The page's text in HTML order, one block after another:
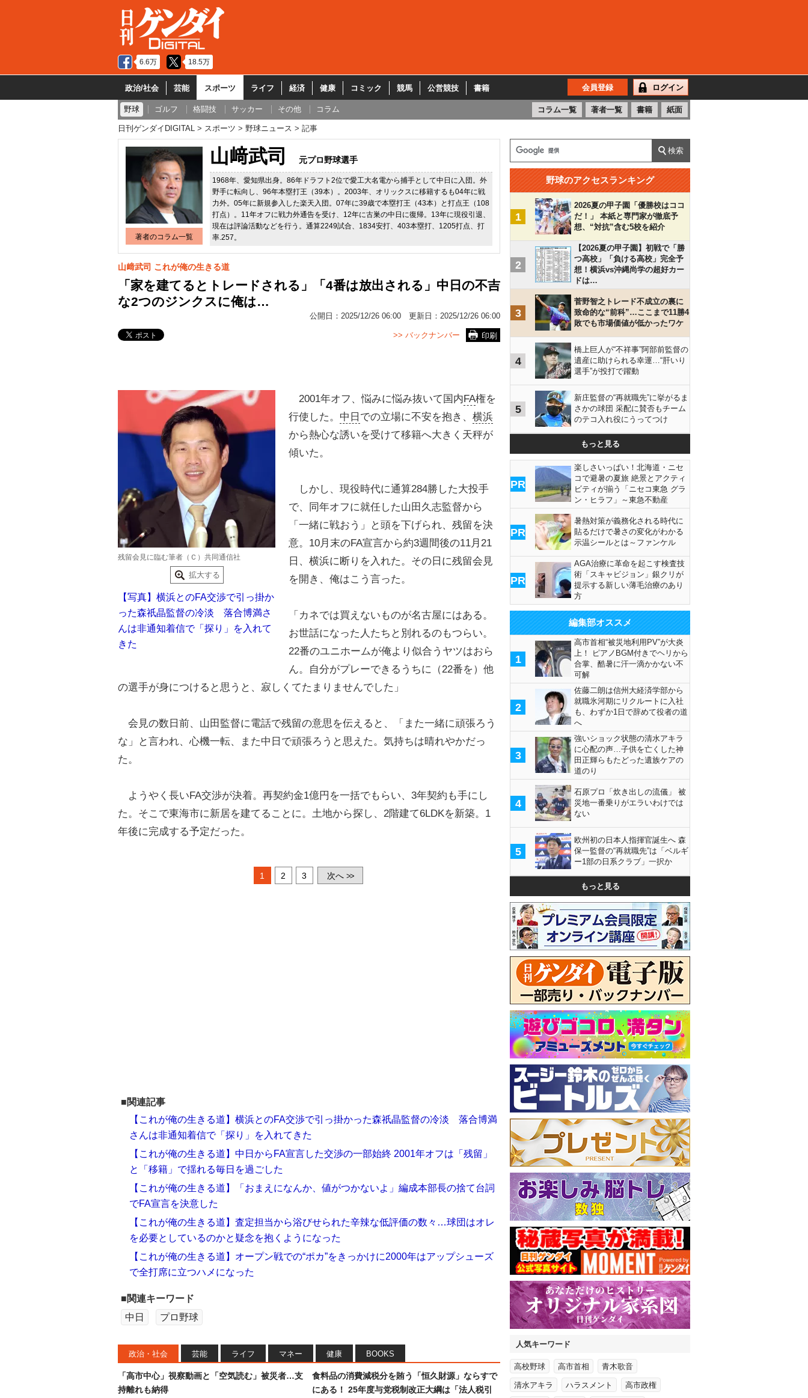
6.6万 18.5万
政治/社会 芸能 スポーツ ライフ 経済 健康 コミック 競馬 公営競技 書籍 会員登録 ログイン
野球 ゴルフ 格闘技 サッカー その他 コラム コラム一覧 著者一覧 書籍 紙面
日刊ゲンダイDIGITAL スポーツ 野球ニュース 記事
著者のコラム一覧
山﨑武司 元プロ野球選手
1968年、愛知県出身。86年ドラフト2位で愛工大名電から捕手として中日に入団。外
野手に転向し、96年本塁打王（39本）。2003年、オリックスに移籍するも04年に戦
力外。05年に新規参入した楽天入団。07年に39歳で本塁打王（43本）と打点王（108
打点）。11年オフに戦力外通告を受け、12年に古巣の中日に復帰。13年に現役引退、
現在は評論活動などを行う。通算2249試合、1834安打、403本塁打、1205打点、打
率.257。
山﨑武司 これが俺の生きる道
「家を建てるとトレードされる」「4番は放出される」中日の不吉
な2つのジンクスに俺は…
公開日： 2025/12/26 06:00 更新日： 2025/12/26 06:00
印刷
>> バックナンバー
残留会見に臨む筆者（Ｃ）共同通信社
拡大する
【写真】横浜とのFA交渉で引っ掛か
った森祇晶監督の冷淡 落合博満さ
んは非通知着信で「探り」を入れて
きた
2001年オフ、悩みに悩み抜いて国内FA権を
行使した。 中日 での立場に不安を抱き、 横浜
から熱心な誘いを受けて移籍へ大きく天秤が
傾いた。
しかし、現役時代に通算284勝した大投手
で、同年オフに就任した山田久志監督から
「一緒に戦おう」と頭を下げられ、残留を決
意。10月末のFA宣言から約3週間後の11月21
日、横浜に断りを入れた。その日に残留会見
を開き、俺はこう言った。
「カネでは買えないものが名古屋にはある。
お世話になった人たちと別れるのもつらい。
22番のユニホームが俺より似合うヤツはおら
ん。自分がプレーできるうちに（22番を）他
の選手が身につけると思うと、寂しくてたまりませんでした」
会見の数日前、山田監督に電話で残留の意思を伝えると、「また一緒に頑張ろう
な」と言われ、心機一転、また中日で頑張ろうと思えた。気持ちは晴れやかだっ
た。
ようやく長いFA交渉が決着。再契約金1億円を一括でもらい、3年契約も手にし
た。そこで東海市に新居を建てることに。土地から探し、2階建て6LDKを新築。1
年後に完成する予定だった。
1 2 3 次へ >>
■関連記事
【これが俺の生きる道】横浜とのFA交渉で引っ掛かった森祇晶監督の冷淡 落合博満
さんは非通知着信で「探り」を入れてきた
【これが俺の生きる道】中日からFA宣言した交渉の一部始終 2001年オフは「残留」
と「移籍」で揺れる毎日を過ごした
【これが俺の生きる道】「おまえになんか、値がつかないよ」編成本部長の捨て台詞
でFA宣言を決意した
【これが俺の生きる道】査定担当から浴びせられた辛辣な低評価の数々…球団はオレ
を必要としているのかと疑念を抱くようになった
【これが俺の生きる道】オープン戦での“ポカ”をきっかけに2000年はアップシューズ
で全打席に立つハメになった
■関連キーワード
中日
プロ野球
政治・社会 芸能 ライフ マネー 健康 BOOKS
「高市中心」視察動画と「空気読む」被災者…支
持離れも納得
食料品の消費減税分を賄う「恒久財源」ならすで
にある！ 25年度与党税制改正大綱は「法人税引
野球のアクセスランキング
1
2026夏の甲子園「優勝校はココ
だ！」 本紙と専門家が徹底予
想、“対抗”含む5校を紹介
2
【2026夏の甲子園】初戦で「勝
つ高校」「負ける高校」完全予
想！横浜vs沖縄尚学の超好カー
ドは…
3
菅野智之トレード不成立の裏に
致命的な“前科”…ここまで11勝4
敗でも市場価値が低かったワケ
4
橋上巨人が“不祥事”阿部前監督の
遺産に助けられる幸運…“肝いり
選手”が投打で躍動
5
新庄監督の“再就職先”に挙がるま
さかの球団 采配に賛否もチーム
のテコ入れ役にうってつけ
もっと見る
PR
楽しさいっぱい！北海道・ニセ
コで避暑の夏旅 絶景とアクティ
ビティが揃う「ニセコ東急 グラ
ン・ヒラフ」～東急不動産
PR
暑熱対策が義務化される時代に
貼るだけで暑さの変化がわかる
示温シールとは～ファンケル
PR
AGA治療に革命を起こす検査技
術「スキャビジョン」銀クリが
提示する新しい薄毛治療のあり
方
編集部オススメ
1
高市首相“被災地利用PV”が大炎
上！ ピアノBGM付きでヘリから
合掌、酷暑に汗一滴かかない不
可解
2
佐藤二朗は信州大経済学部から
就職氷河期にリクルートに入社
も、わずか1日で辞めて役者の道
へ
3
強いショック状態の清水アキラ
に心配の声…子供を亡くした神
田正輝らもたどった遺族ケアの
道のり
4
石原プロ「炊き出しの流儀」 被
災地一番乗りがエラいわけでは
ない
5
欧州初の日本人指揮官誕生へ 森
保一監督の“再就職先”は「ベルギ
ー1部の日系クラブ」一択か
もっと見る
人気キーワード
高校野球 高市首相 青木歌音
清水アキラ ハラスメント 高市政権